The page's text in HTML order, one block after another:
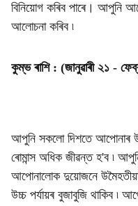
বিনিয়োগ কৰিব পাৰে। আপুনি
আলোচনা কৰিব ৷
কুম্ভ ৰাশি : (জানুৱাৰী ২১ -
আপুনি সকলো দিশতে আপোনাৰ
ৰোমান্স অধিক জীৱন্ত হ'ব ৷
আপোনালোক দুয়োজনে উমৈহতীয়া
উচ্চ পৰ্যায়ৰ বুজাবুজি থাকিব